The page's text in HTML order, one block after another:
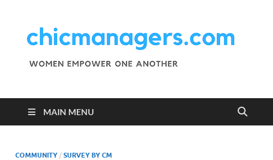
MAIN MENU
COMMUNITY / SURVEY BY CM